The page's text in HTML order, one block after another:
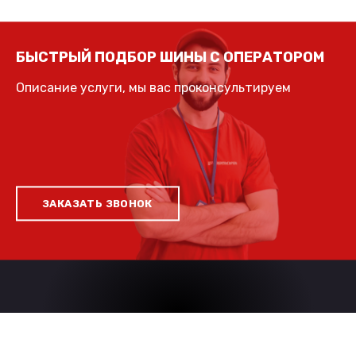
БЫСТРЫЙ ПОДБОР ШИНЫ С ОПЕРАТОРОМ
Описание услуги, мы вас проконсультируем
ЗАКАЗАТЬ ЗВОНОК